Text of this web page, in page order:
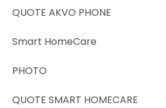
QUOTE AKVO PHONE
Smart HomeCare
PHOTO
QUOTE SMART HOMECARE